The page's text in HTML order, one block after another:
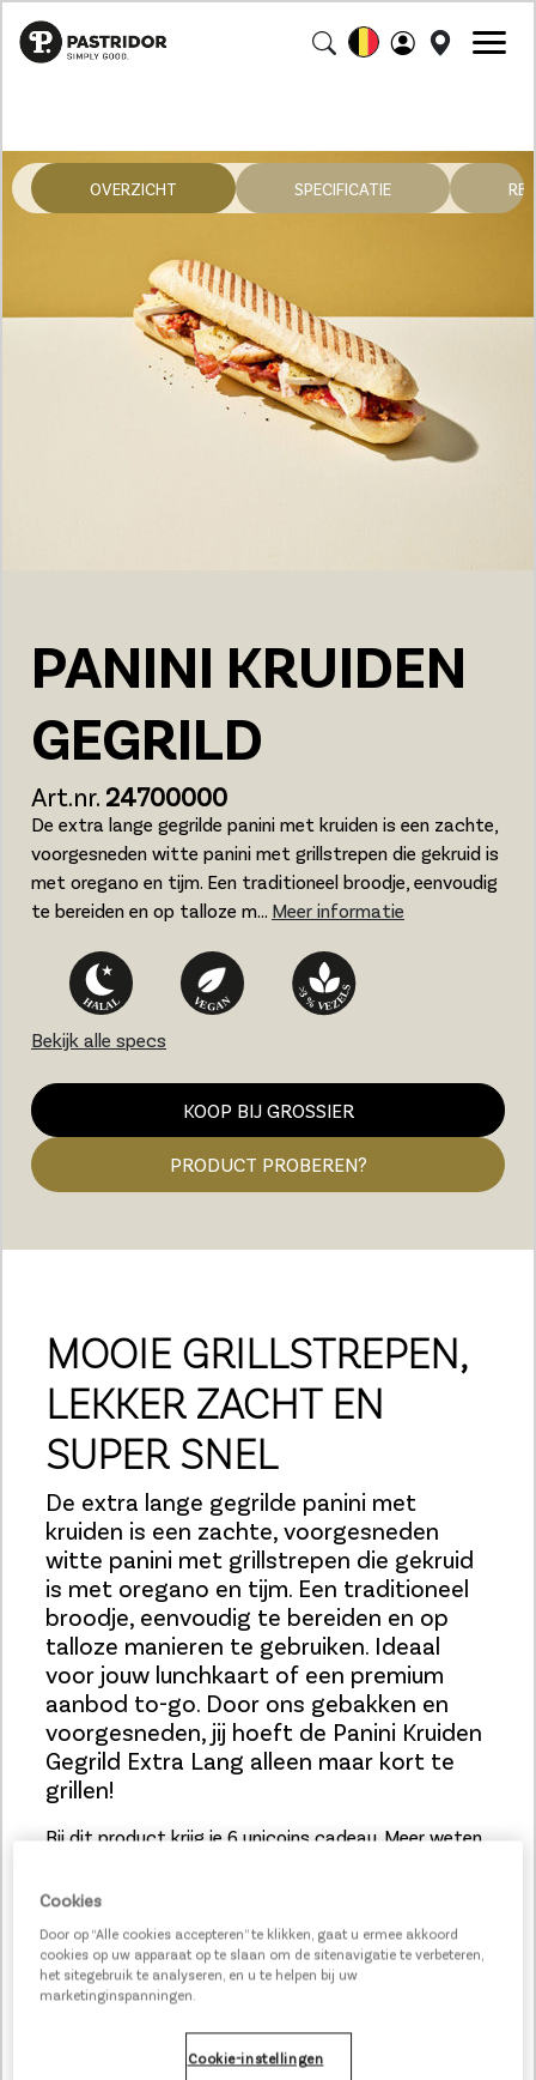
OVERZICHT SPECIFICATIE
PANINI KRUIDEN
GEGRILD
Art.nr. 24700000
De extra lange gegrilde panini met kruiden is een zachte,
voorgesneden witte panini met grillstrepen die gekruid is
met oregano en tijm. Een traditioneel broodje, eenvoudig
te bereiden en op talloze m... Meer informatie
Bekijk alle specs
KOOP BIJ GROSSIER
PRODUCT PROBEREN?
MOOIE GRILLSTREPEN,
LEKKER ZACHT EN
SUPER SNEL
De extra lange gegrilde panini met
kruiden is een zachte, voorgesneden
witte panini met grillstrepen die gekruid
is met oregano en tijm. Een traditioneel
broodje, eenvoudig te bereiden en op
talloze manieren te gebruiken. Ideaal
voor jouw lunchkaart of een premium
aanbod to-go. Door ons gebakken en
voorgesneden, jij hoeft de Panini Kruiden
Gegrild Extra Lang alleen maar kort te
grillen!
Bij dit product krijg je 6 unicoins cadeau. Meer weten
Cookies
Door op “Alle cookies accepteren” te klikken, gaat u ermee akkoord
cookies op uw apparaat op te slaan om de sitenavigatie te verbeteren,
het sitegebruik te analyseren, en u te helpen bij uw
marketinginspanningen.
Cookie-instellingen